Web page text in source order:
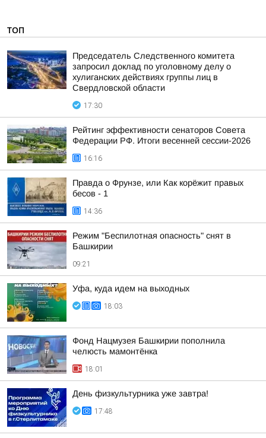
ТОП
Председатель Следственного комитета
запросил доклад по уголовному делу о
хулиганских действиях группы лиц в
Свердловской области
17:30
Рейтинг эффективности сенаторов Совета
Федерации РФ. Итоги весенней сессии-2026
16:16
Правда о Фрунзе, или Как корёжит правых
бесов - 1
14:36
Режим "Беспилотная опасность" снят в
Башкирии
09:21
Уфа, куда идем на выходных
18:03
Фонд Нацмузея Башкирии пополнила
челюсть мамонтёнка
18:01
День физкультурника уже завтра!
17:48